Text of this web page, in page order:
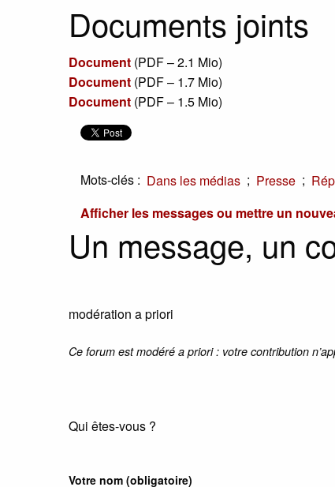
Documents joints
Document (PDF – 2.1 Mio)
Document (PDF – 1.7 Mio)
Document (PDF – 1.5 Mio)
Mots-clés : Dans les médias ; Presse ;
Afficher les messages ou mettre un
Un message, un
modération a priori
Ce forum est modéré a priori : votre contribution
Qui êtes-vous ?
Votre nom (obligatoire)